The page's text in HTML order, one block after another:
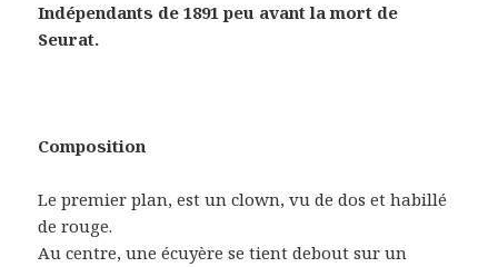
Indépendants de 1891 peu avant la mort de
Seurat.
Composition
Le premier plan, est un clown, vu de dos et habillé
de rouge.
Au centre, une écuyère se tient debout sur un